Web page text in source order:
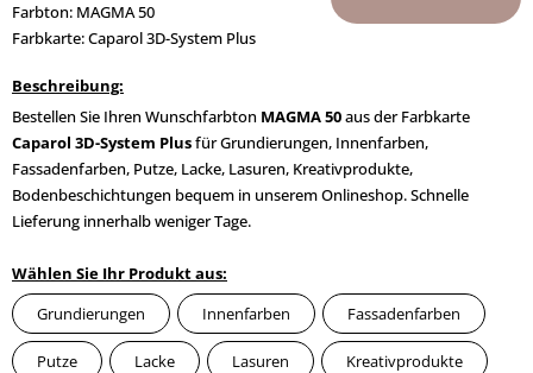
Farbton: MAGMA 50
Farbkarte: Caparol 3D-System Plus
Beschreibung:
Bestellen Sie Ihren Wunschfarbton MAGMA 50aus der Farbkarte
Caparol 3D-System Plusfür Grundierungen, Innenfarben,
Fassadenfarben, Putze, Lacke, Lasuren, Kreativprodukte,
Bodenbeschichtungen bequem in unserem Onlineshop. Schnelle
Lieferung innerhalb weniger Tage.
Wählen Sie Ihr Produkt aus:
Grundierungen
Innenfarben Fassadenfarben
Putze Lacke Lasuren Kreativprodukte